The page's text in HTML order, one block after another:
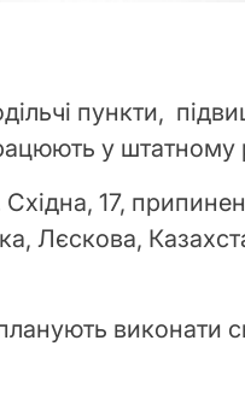
пункти,
у
17,
Лєскова,
виконати